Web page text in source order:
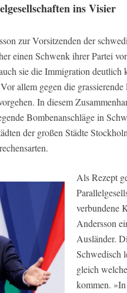
ins Visier
zur Vorsitzenden der
einen Schwenk ihrer Partei
sie die Immigration deutlich
allem gegen die
In diesem
Bombenanschläge in
der großen Städte
Als Rezept
verbundene
Andersson
Ausländer.
Schwedisch
gleich
kommen.